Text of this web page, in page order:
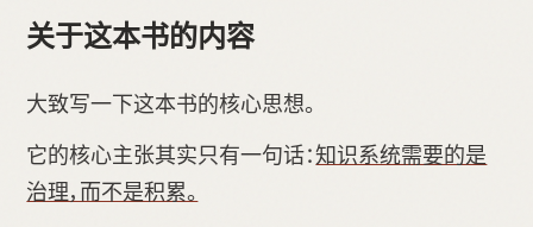
关于这本书的内容
大致写一下这本书的核心思想。
它的核心主张其实只有一句话：知识系统需要的是
治理，而不是积累。